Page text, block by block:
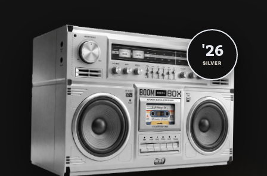
'26
SILVER